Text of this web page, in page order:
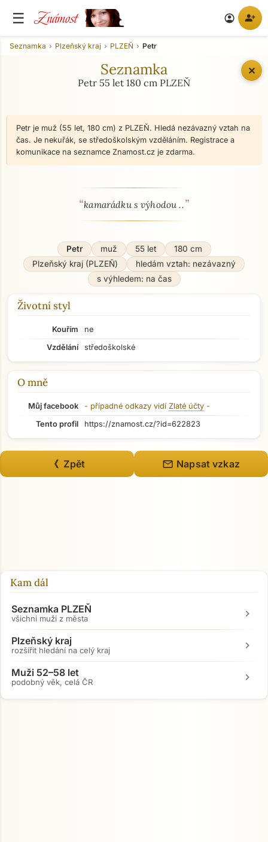
☰ Známost account_circle person_add
✕
Seznamka Plzeňský kraj PLZEŇ Petr
Seznamka
Petr 55 let 180 cm PLZEŇ
Petr je muž (55 let, 180 cm) z PLZEŇ. Hledá nezávazný vztah na
čas. Je nekuřák, se středoškolským vzděláním. Registrace a
komunikace na seznamce Znamost.cz je zdarma.
O mně - seznamka profil
“kamarádku s výhodou ..”
Petr muž 55 let
180 cm
Plzeňský kraj (PLZEŇ)
hledám vztah: nezávazný
s výhledem: na čas
Životní styl
Kouřím
ne
Vzdělání
středoškolské
O mně
Můj facebook - případné odkazy vidí Zlaté účty -
Tento profil
https://znamost.cz/?id=622823
《 Zpět mail Napsat vzkaz
Kam dál
Seznamka PLZEŇ
všichni muži z města chevron_right
Plzeňský kraj
rozšířit hledání na celý kraj chevron_right
Muži 52–58 let
podobný věk, celá ČR chevron_right